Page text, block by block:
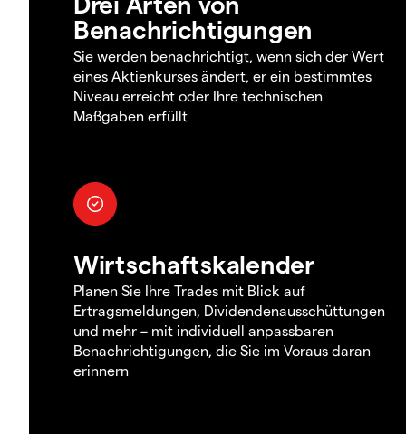
Benachrichtigungen
Sie werden benachrichtigt, wenn sich der Wert
eines Aktienkurses ändert, er ein bestimmtes
Niveau erreicht oder Ihre technischen
Maßgaben erfüllt
Wirtschaftskalender
Planen Sie Ihre Trades mit Blick auf
Ertragsmeldungen, Dividendenausschüttungen
und mehr – mit individuell anpassbaren
Benachrichtigungen, die Sie im Voraus daran
erinnern